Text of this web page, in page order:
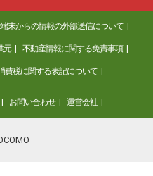
末からの情報の外部送信について
元 不動産情報に関する免責事項
費税に関する表記について
お問い合わせ 運営会社